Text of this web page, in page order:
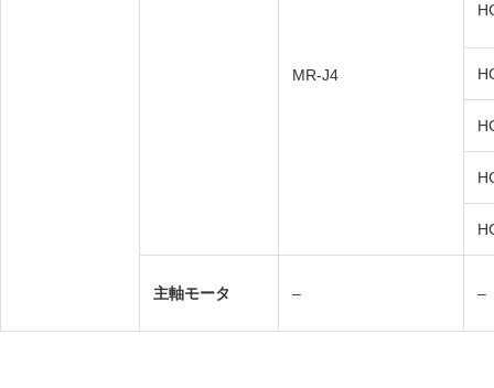
MR-J4
主軸モータ – –